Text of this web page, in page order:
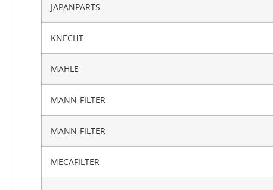
JAPANPARTS
KNECHT
MAHLE
MANN-FILTER
MANN-FILTER
MECAFILTER